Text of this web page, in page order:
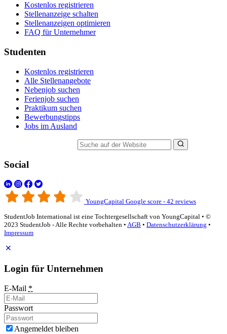
Kostenlos registrieren
Stellenanzeige schalten
Stellenanzeigen optimieren
FAQ für Unternehmer
Studenten
Kostenlos registrieren
Alle Stellenangebote
Nebenjob suchen
Ferienjob suchen
Praktikum suchen
Bewerbungstipps
Jobs im Ausland
Social
YoungCapital Google score - 42 reviews
StudentJob International ist eine Tochtergesellschaft von YoungCapital • ©
2023 StudentJob - Alle Rechte vorbehalten • AGB • Datenschutzerklärung •
Impressum
Login für Unternehmen
E-Mail *
Passwort
Angemeldet bleiben